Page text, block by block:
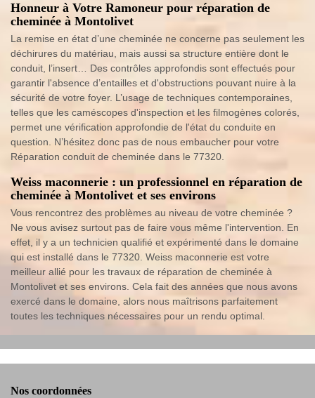
Honneur à Votre Ramoneur pour réparation de
cheminée à Montolivet
La remise en état d’une cheminée ne concerne pas seulement les
déchirures du matériau, mais aussi sa structure entière dont le
conduit, l’insert… Des contrôles approfondis sont effectués pour
garantir l'absence d’entailles et d'obstructions pouvant nuire à la
sécurité de votre foyer. L’usage de techniques contemporaines,
telles que les caméscopes d'inspection et les filmogènes colorés,
permet une vérification approfondie de l'état du conduite en
question. N’hésitez donc pas de nous embaucher pour votre
Réparation conduit de cheminée dans le 77320.
Weiss maconnerie : un professionnel en réparation de
cheminée à Montolivet et ses environs
Vous rencontrez des problèmes au niveau de votre cheminée ?
Ne vous avisez surtout pas de faire vous même l'intervention. En
effet, il y a un technicien qualifié et expérimenté dans le domaine
qui est installé dans le 77320. Weiss maconnerie est votre
meilleur allié pour les travaux de réparation de cheminée à
Montolivet et ses environs. Cela fait des années que nous avons
exercé dans le domaine, alors nous maîtrisons parfaitement
toutes les techniques nécessaires pour un rendu optimal.
Nos coordonnées